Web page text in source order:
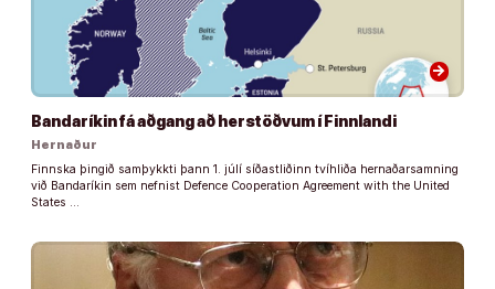
arrow_forward
Bandaríkin fá aðgang að herstöðvum í Finnlandi
Hernaður
Finnska þingið samþykkti þann 1. júlí síðastliðinn tvíhliða hernaðarsamning
við Bandaríkin sem nefnist Defence Cooperation Agreement with the United
States …